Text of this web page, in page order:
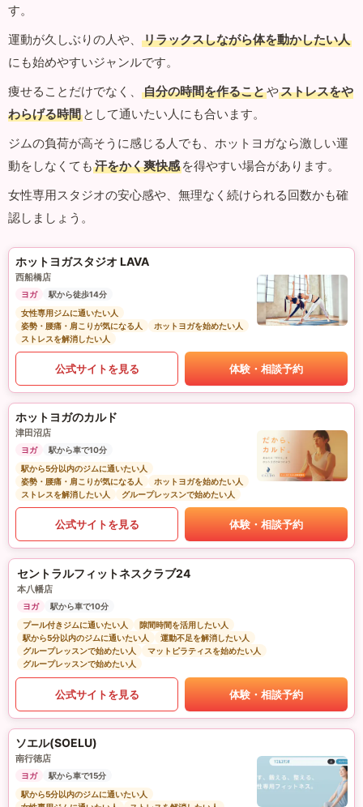
す。
運動が久しぶりの人や、
リラックスしながら体を動かしたい人
にも始めやすいジャンルです。
痩せることだけでなく、
自分の時間を作ることやストレスをや
わらげる時間 として通いたい人にも合います。
ジムの負荷が高そうに感じる人でも、ホットヨガなら激しい運
動をしなくても 汗をかく爽快感 を得やすい場合があります。
女性専用スタジオの安心感や、無理なく続けられる回数かも確
認しましょう。
ホットヨガスタジオ LAVA
西船橋店
ヨガ
駅から徒歩14分
女性専用ジムに通いたい人
姿勢・腰痛・肩こりが気になる人
ホットヨガを始めたい人
ストレスを解消したい人
公式サイトを見る 体験・相談予約
ホットヨガのカルド
津田沼店
ヨガ
駅から車で10分
駅から5分以内のジムに通いたい人
姿勢・腰痛・肩こりが気になる人
ホットヨガを始めたい人
ストレスを解消したい人
グループレッスンで始めたい人
公式サイトを見る 体験・相談予約
セントラルフィットネスクラブ24
本八幡店
ヨガ
駅から車で10分
プール付きジムに通いたい人
隙間時間を活用したい人
駅から5分以内のジムに通いたい人
運動不足を解消したい人
グループレッスンで始めたい人
マットピラティスを始めたい人
グループレッスンで始めたい人
公式サイトを見る 体験・相談予約
ソエル(SOELU)
南行徳店
ヨガ
駅から車で15分
駅から5分以内のジムに通いたい人